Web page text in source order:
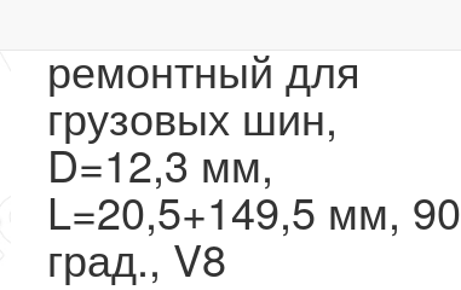
ремонтный для
грузовых шин,
D=12,3 мм,
L=20,5+149,5 мм, 90
град., V8